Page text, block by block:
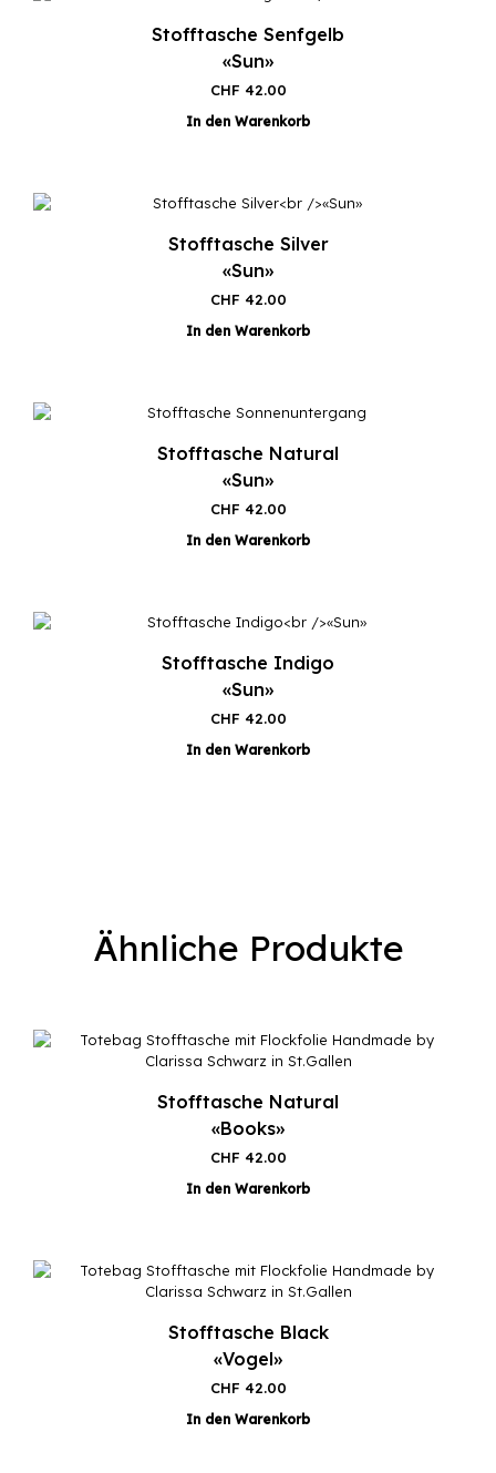
Stofftasche Senfgelb
«Sun»
CHF 42.00
In den Warenkorb
Stofftasche Silver
«Sun»
CHF 42.00
In den Warenkorb
Stofftasche Natural
«Sun»
CHF 42.00
In den Warenkorb
Stofftasche Indigo
«Sun»
CHF 42.00
In den Warenkorb
Ähnliche Produkte
Stofftasche Natural
«Books»
CHF 42.00
In den Warenkorb
Stofftasche Black
«Vogel»
CHF 42.00
In den Warenkorb